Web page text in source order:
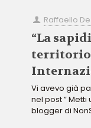
Raffaello
“La
Vi avevo già
nel post ”
blogger di